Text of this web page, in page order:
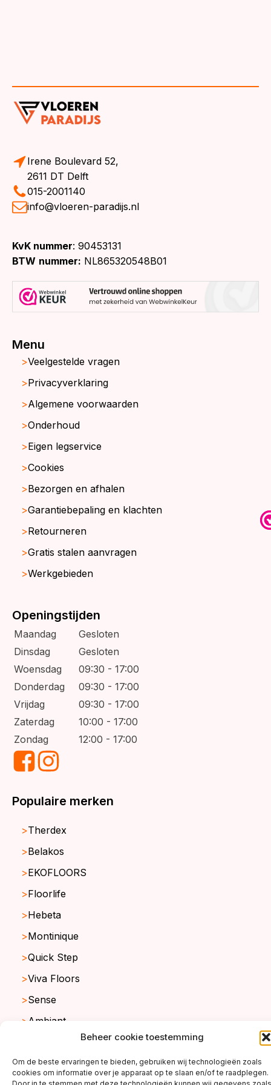
Beheer cookie toestemming
Om de beste ervaringen te bieden, gebruiken wij technologieën zoals
cookies om informatie over je apparaat op te slaan en/of te raadplegen.
Irene Boulevard 52,
2611 DT Delft
015-2001140
info@vloeren-paradijs.nl
KvK nummer: 90453131
BTW nummer: NL865320548B01
Menu
Veelgestelde vragen
Privacyverklaring
Algemene voorwaarden
Onderhoud
Eigen legservice
Cookies
Bezorgen en afhalen
Garantiebepaling en klachten
Retourneren
Gratis stalen aanvragen
Werkgebieden
Openingstijden
Maandag
Gesloten
Dinsdag
Gesloten
Woensdag
09:30 - 17:00
Donderdag
09:30 - 17:00
Vrijdag
09:30 - 17:00
Zaterdag
10:00 - 17:00
Zondag
12:00 - 17:00
Populaire merken
Therdex
Belakos
EKOFLOORS
Floorlife
Hebeta
Montinique
Quick Step
Viva Floors
Sense
Ambiant
copyright ©2026